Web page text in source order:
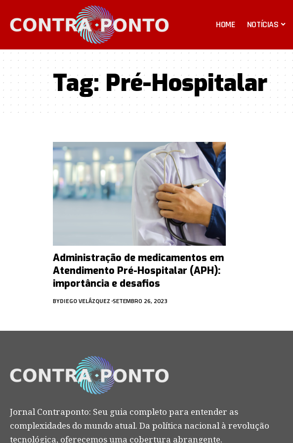
HOME NOTÍCIAS
Tag: Pré-Hospitalar
Administração de medicamentos em
Atendimento Pré-Hospitalar (APH):
importância e desafios
BYDIEGO VELÁZQUEZ SETEMBRO 26, 2023
Jornal Contraponto: Seu guia completo para entender as
complexidades do mundo atual. Da política nacional à revolução
tecnológica, oferecemos uma cobertura abrangente.